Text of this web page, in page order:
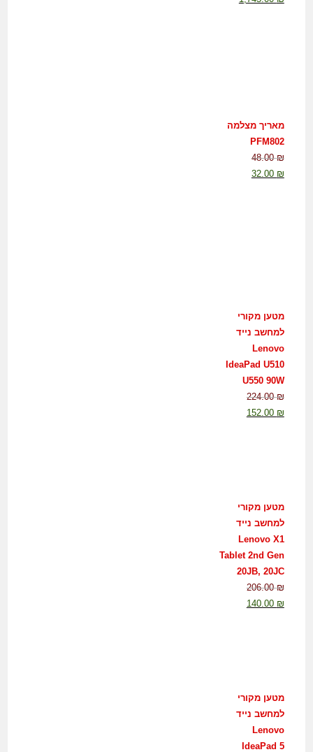
מאריך מצלמה
PFM802
48.00₪
32.00 ₪
מטען מקורי
למחשב נייד
Lenovo
IdeaPad U510
U550 90W
224.00₪
152.00 ₪
מטען מקורי
למחשב נייד
Lenovo X1
Tablet 2nd Gen
20JB, 20JC
206.00₪
140.00 ₪
מטען מקורי
למחשב נייד
Lenovo
IdeaPad 5